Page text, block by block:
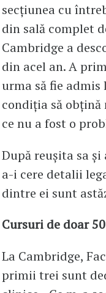
secțiunea cu
din sală complet
Cambridge a
din acel an. A
urma să fie admis
condiția să obțină
ce nu a fost o
După reușita sa
a-i cere detalii
dintre ei sunt
Cursuri de doar
La Cambridge,
primii trei sunt